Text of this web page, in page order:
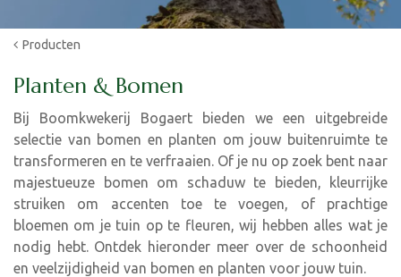
Producten
Planten & Bomen
Bij Boomkwekerij Bogaert bieden we een uitgebreide
selectie van bomen en planten om jouw buitenruimte te
transformeren en te verfraaien. Of je nu op zoek bent naar
majestueuze bomen om schaduw te bieden, kleurrijke
struiken om accenten toe te voegen, of prachtige
bloemen om je tuin op te fleuren, wij hebben alles wat je
nodig hebt. Ontdek hieronder meer over de schoonheid
en veelzijdigheid van bomen en planten voor jouw tuin.